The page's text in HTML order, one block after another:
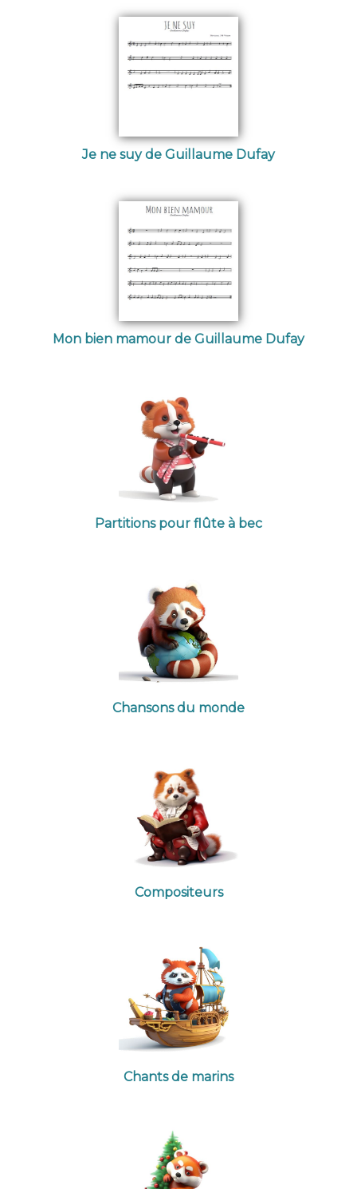
Je ne suy de Guillaume Dufay
Mon bien mamour de Guillaume Dufay
Partitions pour flûte à bec
Chansons du monde
Compositeurs
Chants de marins